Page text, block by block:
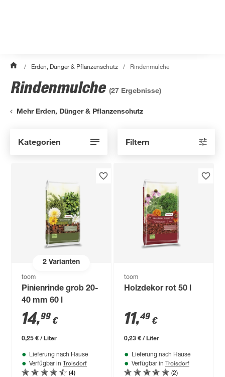
/ Erden, Dünger & Pflanzenschutz / Rindenmulche
Rindenmulche (27 Ergebnisse)
Mehr Erden, Dünger & Pflanzenschutz
Kategorien Filtern
2Varianten
toom
Pinienrinde grob 20-
40 mm 60 l
14,99 €
0,25 € / Liter
Lieferung nach Hause
Verfügbar in Troisdorf
(4)
toom
Holzdekor rot 50 l
11,49 €
0,23 € / Liter
Lieferung nach Hause
Verfügbar in Troisdorf
(2)